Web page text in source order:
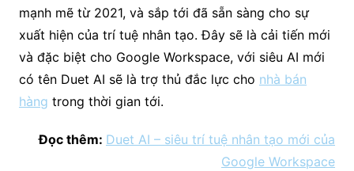
mạnh mẽ từ 2021, và sắp tới đã sẵn sàng cho sự
xuất hiện của trí tuệ nhân tạo. Đây sẽ là cải tiến mới
và đặc biệt cho Google Workspace, với siêu AI mới
có tên Duet AI sẽ là trợ thủ đắc lực cho nhà bán
hàng trong thời gian tới.
Đọc thêm: Duet AI – siêu trí tuệ nhân tạo mới của
Google Workspace